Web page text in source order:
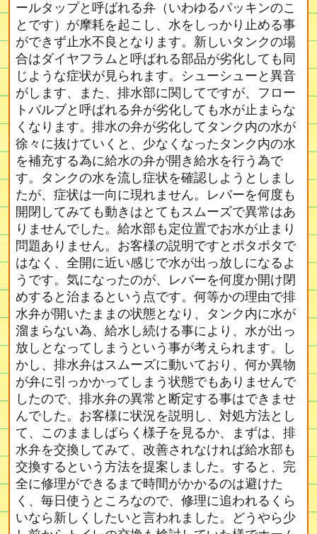
ールタップと呼ばれる弁（いわゆるパッキンのこ
とです）が摩耗を起こし、水をしっかり止める事
ができず止水不良となります。新しいタンクの場
合はダイヤフラムと呼ばれる部品が劣化しても同
じような症状が見られます。シューシューと異音
がします、また、排水部に関してですが、フロー
トバルブと呼ばれる弁が劣化しても水が止まらな
くなります。排水の弁が劣化してタンク内の水が
徐々に抜けていくと、少なくなったタンク内の水
を補充する為に給水の弁が開き給水を行う為で
す。タンクの水を流し症状を確認しようとしまし
たが、症状は一向に現れません。レバーを何度も
開閉してみても動きはとてもスムーズで異常はあ
りませんでした。給水部も定位置でお水が止まり
問題ありません。お客様の説明ですとポタポタで
はなく、全開に近い感じで水が出っ放しになるよ
うです。気になったのが、レバーを何度か開け閉
めすると治まるという点です。何等かの理由で排
水弁が開いたままの状態となり、タンク内に水が
溜まらない為、給水し続ける事により、水が出っ
放しとなってしまうという事が考えられます。し
かし、排水弁はスムーズに動いており、何か異物
が弁に引っかかってしまう状態でもありませんで
したので、排水弁の異常と断定する事はできませ
んでした。お客様に状況を説明し、対処方法とし
て、このまましばらく様子を見るか、まずは、排
水弁を交換してみて、改善されなければ給水部も
交換するという方法を提案しました。すると、完
全に修理ができるまで時間がかかるのは避けた
く、毎日使うところなので、修理に追われるくら
いなら新しくしたいと言われました。どうやら少